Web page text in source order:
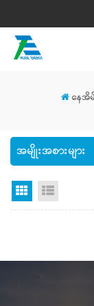
နေအိ
အမျိုးအစားများ
Grid မြင်ကွင်း